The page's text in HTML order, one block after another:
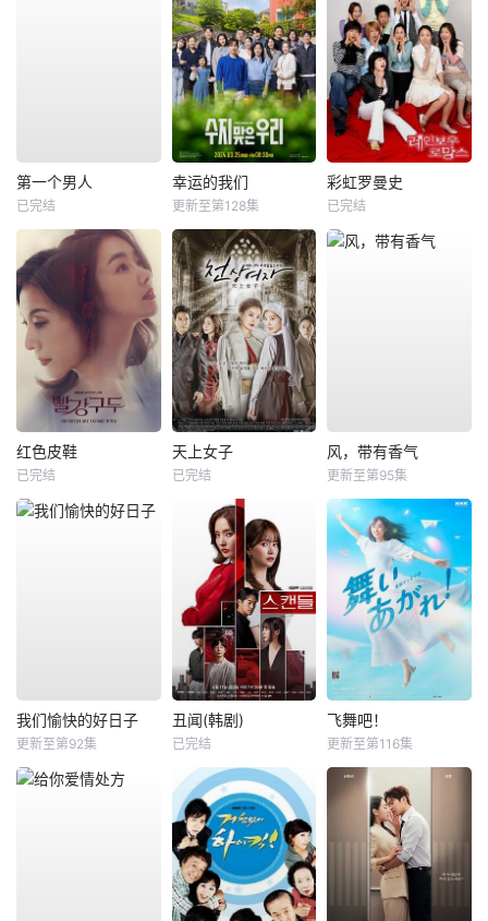
第一个男人
已完结
幸运的我们
更新至第128集
彩虹罗曼史
已完结
红色皮鞋
已完结
天上女子
已完结
风，带有香气
更新至第95集
我们愉快的好日子
更新至第92集
丑闻(韩剧)
已完结
飞舞吧！
更新至第116集